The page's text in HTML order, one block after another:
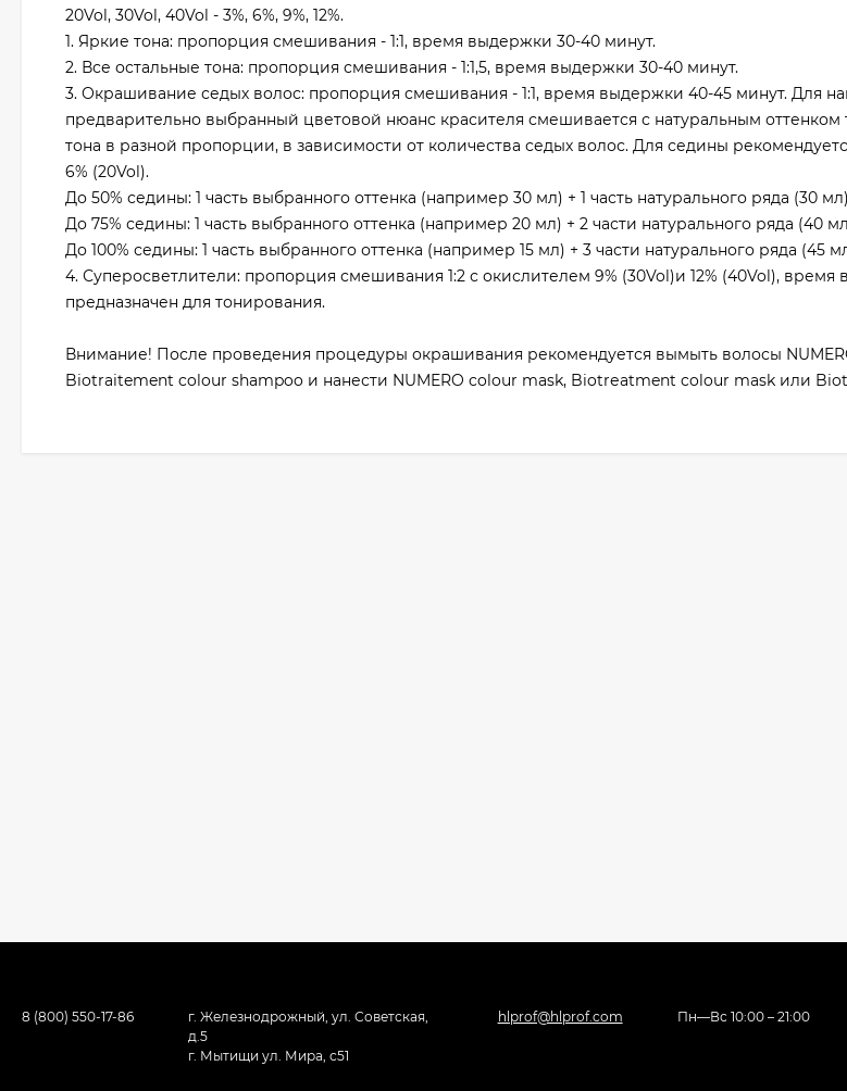
20Vol, 30Vol, 40Vol - 3%, 6%, 9%, 12%.
1. Яркие тона: пропорция смешивания - 1:1, время выдержки 30-40 минут.
2. Все остальные тона: пропорция смешивания - 1:1,5, время выдержки 30-40 минут.
3. Окрашивание седых волос: пропорция смешивания - 1:1, время выдержки 40-45 минут. Для
предварительно выбранный цветовой нюанс красителя смешивается с натуральным оттенком
тона в разной пропорции, в зависимости от количества седых волос. Для седины
6% (20Vol).
До 50% седины: 1 часть выбранного оттенка (например 30 мл) + 1 часть натурального ряда (30
До 75% седины: 1 часть выбранного оттенка (например 20 мл) + 2 части натурального ряда (40
До 100% седины: 1 часть выбранного оттенка (например 15 мл) + 3 части натурального ряда (45
4. Суперосветлители: пропорция смешивания 1:2 с окислителем 9% (30Vol)и 12% (40Vol),
предназначен для тонирования.
Внимание! После проведения процедуры окрашивания рекомендуется вымыть волосы
Biotraitement colour shampoo и нанести NUMERO colour mask, Biotrеatment colour mask или
8 (800) 550-17-86
г. Железнодрожный, ул. Советская,
д.5
г. Мытищи ул. Мира, с51
hlprof@hlprof.com Пн—Вс 10:00 – 21:00